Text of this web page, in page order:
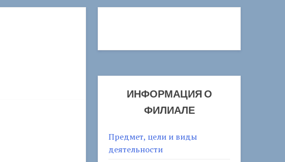
ИНФОРМАЦИЯ О
ФИЛИАЛЕ
Предмет, цели и виды
деятельности